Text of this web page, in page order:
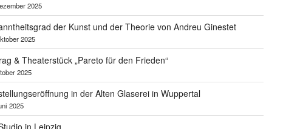
2025
der Kunst und der Theorie von Andreu Ginestet
2025
& Theaterstück „Pareto für den Frieden“
2025
in der Alten Glaserei in Wuppertal
2025
in Leipzig